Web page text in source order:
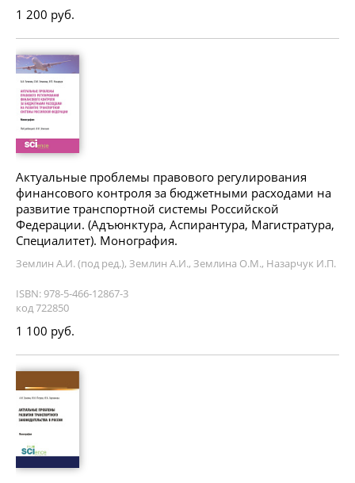
1 200 руб.
Актуальные проблемы правового регулирования
финансового контроля за бюджетными расходами на
развитие транспортной системы Российской
Федерации. (Адъюнктура, Аспирантура, Магистратура,
Специалитет). Монография.
Землин А.И. (под ред.), Землин А.И., Землина О.М., Назарчук И.П.
ISBN: 978-5-466-12867-3
код 722850
1 100 руб.